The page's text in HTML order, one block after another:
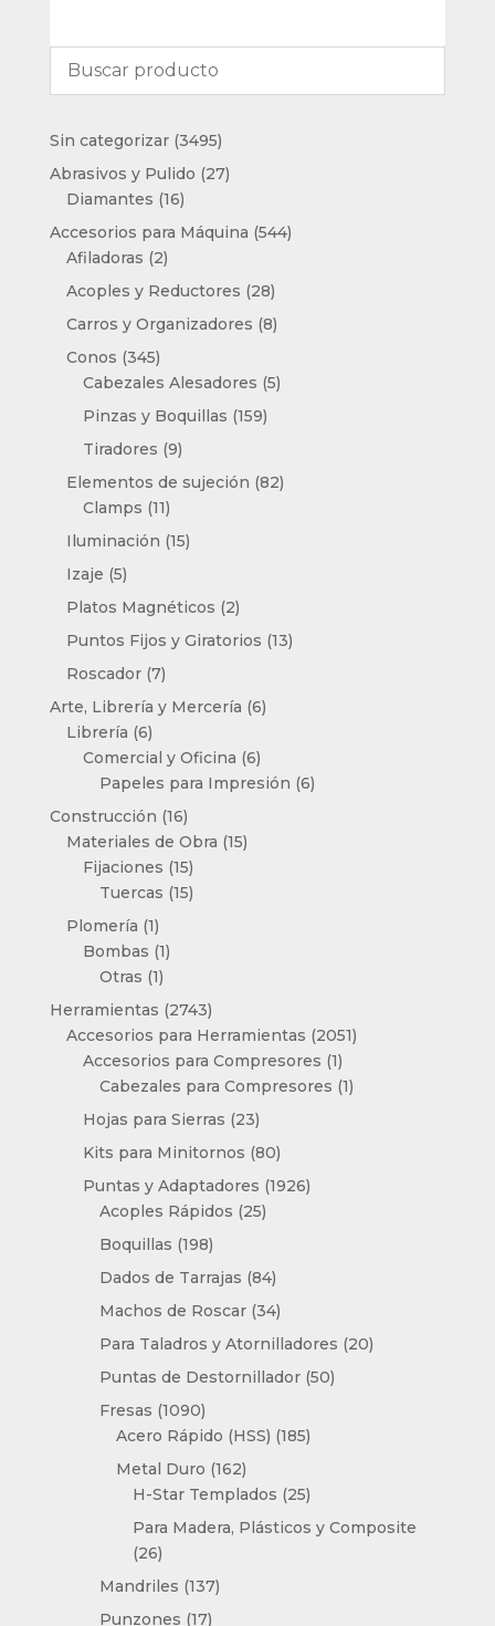
Sin categorizar 34953495
productos
Abrasivos y Pulido 2727
Diamantes 1616
productos
Accesorios para Máquina 544544
Afiladoras 22
productos
Acoples y Reductores 2828
productos
Carros y Organizadores 88
Conos 345345
productos
Cabezales Alesadores 55
Pinzas y Boquillas 159159
Tiradores 99
productos
Elementos de sujeción 8282
Clamps 1111
productos
Iluminación 1515
Izaje 55
productos
Platos Magnéticos 22
productos
Puntos Fijos y Giratorios 1313
Roscador 77
productos
Arte, Librería y Mercería 66
Librería 66
productos
Comercial y Oficina 66
productos
Papeles para Impresión 66
Construcción 1616
productos
Materiales de Obra 1515
Fijaciones 1515
productos
Tuercas 1515
Plomería 11
producto
Bombas 11
Otras 11
producto
Herramientas 27432743
productos
Accesorios para Herramientas 20512051
Accesorios para Compresores 11
producto
Cabezales para Compresores 11
Hojas para Sierras 2323
productos
Kits para Minitornos 8080
productos
Puntas y Adaptadores 19261926
Acoples Rápidos 2525
Boquillas 198198
productos
Dados de Tarrajas 8484
productos
Machos de Roscar 3434
productos
Para Taladros y Atornilladores 2020
Puntas de Destornillador 5050
Fresas 10901090
productos
Acero Rápido (HSS) 185185
Metal Duro 162162
productos
H-Star Templados 2525
productos
Para Madera, Plásticos y Composite
2626
productos
Mandriles 137137
Punzones 1717